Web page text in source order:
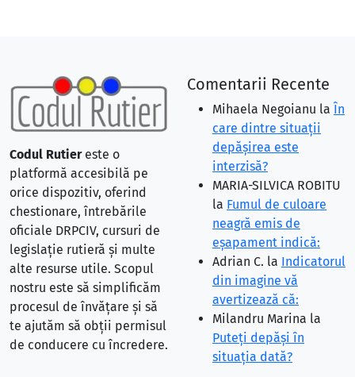
Codul Rutiereste o
platformă accesibilă pe
orice dispozitiv, oferind
chestionare, întrebările
oficiale DRPCIV, cursuri de
legislație rutieră și multe
alte resurse utile. Scopul
nostru este să simplificăm
procesul de învățare și să
te ajutăm să obții permisul
de conducere cu încredere.
Comentarii Recente
Mihaela Negoianu la În
care dintre situaţii
depăşirea este
interzisă?
MARIA-SILVICA ROBITU
la Fumul de culoare
neagră emis de
eşapament indică:
Adrian C. la Indicatorul
din imagine vă
avertizează că:
Milandru Marina la
Puteţi depăşi în
situaţia dată?